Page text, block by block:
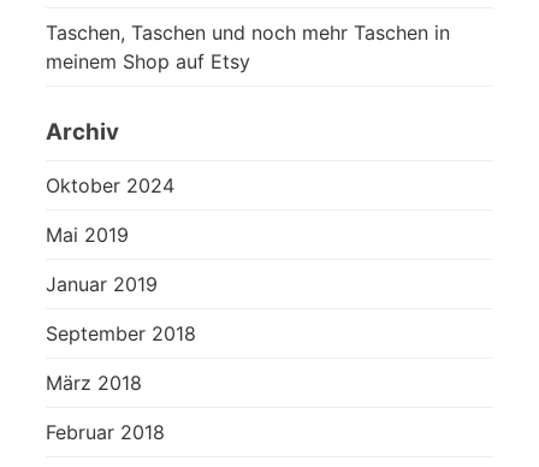
Taschen, Taschen und noch mehr Taschen in
meinem Shop auf Etsy
Archiv
Oktober 2024
Mai 2019
Januar 2019
September 2018
März 2018
Februar 2018